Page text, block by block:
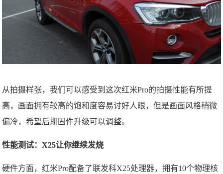
从拍摄样张，我们可以感受到这次红米Pro的拍摄性能有所提
高，画面拥有较高的饱和度容易讨好人眼，但是画面风格稍微
偏冷，希望后期固件升级可以调整。
性能测试：X25让你继续发烧
硬件方面，红米Pro配备了联发科X25处理器，拥有10个物理核